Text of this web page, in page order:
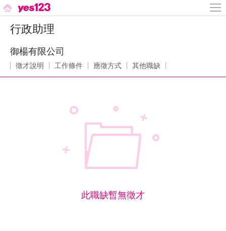
行政助理
御楊有限公司
徵才說明 工作條件 應徵方式 其他職缺
此職缺暫無徵才